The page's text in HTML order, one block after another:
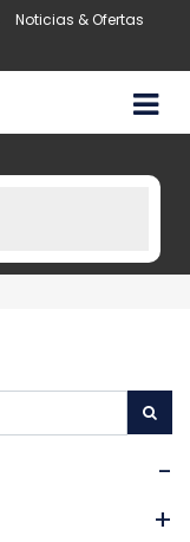
Noticias & Ofertas
-
+